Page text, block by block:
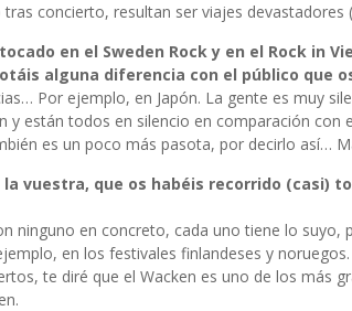
concierto, resultan ser viajes devastadores
en el Sweden Rock y en el Rock in
alguna diferencia con el público que
Por ejemplo, en Japón. La gente es muy
y están todos en silencio en comparación con
es un poco más pasota, por decirlo así…
la vuestra, que os habéis recorrido (casi)
ninguno en concreto, cada uno tiene lo suyo,
en los festivales finlandeses y
te diré que el Wacken es uno de los más